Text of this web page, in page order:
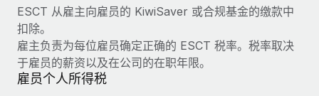
人员调配与搬迁
轻松搬迁员工
福利
轻松管理员工福利
Remote for contractor management and
payroll
Reverse Tech at a glance Health and wellness startup,
Reverse Tech, partnered with Remote to manage...
了解更多
What a Workday global payroll implementation
actually looks like
ESCT 从雇主向雇员的 KiwiSaver 或合规基金的缴款中
扣除。
雇主负责为每位雇员确定正确的 ESCT 税率。税率取决
于雇员的薪资以及在公司的在职年限。
雇员个人所得税